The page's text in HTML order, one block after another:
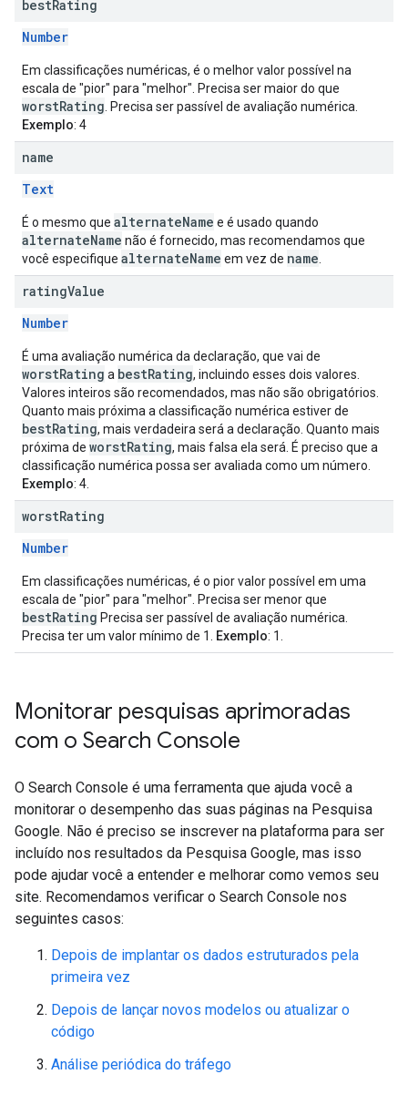
bestRating
Number
Em classificações numéricas, é o melhor valor possível na
escala de "pior" para "melhor". Precisa ser maior do que
worstRating . Precisa ser passível de avaliação numérica.
Exemplo: 4
name
Text
É o mesmo que alternateName e é usado quando
alternateName não é fornecido, mas recomendamos que
você especifique alternateName em vez de name
ratingValue
Number
É uma avaliação numérica da declaração, que vai de
worstRating a bestRating, incluindo esses dois valores.
Valores inteiros são recomendados, mas não são obrigatórios.
Quanto mais próxima a classificação numérica estiver de
bestRating, mais verdadeira será a declaração. Quanto mais
próxima de worstRating, mais falsa ela será. É preciso que a
classificação numérica possa ser avaliada como um número.
Exemplo: 4.
worstRating
Number
Em classificações numéricas, é o pior valor possível em uma
escala de "pior" para "melhor". Precisa ser menor que
bestRating Precisa ser passível de avaliação numérica.
Precisa ter um valor mínimo de 1.
Exemplo: 1.
Monitorar pesquisas aprimoradas
com o Search Console
O Search Console é uma ferramenta que ajuda você a
monitorar o desempenho das suas páginas na Pesquisa
Google. Não é preciso se inscrever na plataforma para ser
incluído nos resultados da Pesquisa Google, mas isso
pode ajudar você a entender e melhorar como vemos seu
site. Recomendamos verificar o Search Console nos
seguintes casos:
Depois de implantar os dados estruturados pela
primeira vez
Depois de lançar novos modelos ou atualizar o
código
Análise periódica do tráfego